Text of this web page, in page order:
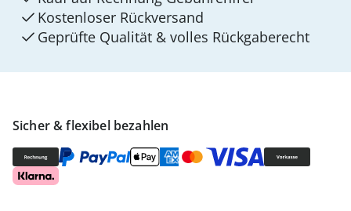
Sicher & flexibel bezahlen
Kostenloser Rückversand
Geprüfte Qualität & volles Rückgaberecht